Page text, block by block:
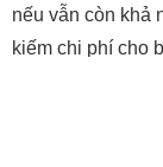
nếu vẫn còn khả
kiếm chi phí cho
cho màn hình
gồm các nguyên